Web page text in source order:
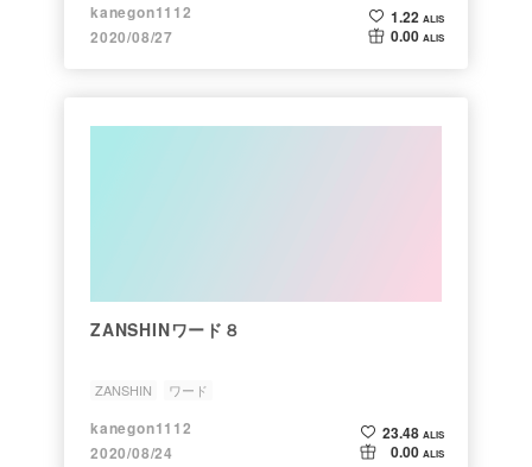
kanegon1112
2020/08/27
1.22 ALIS
0.00 ALIS
ZANSHINワード８
ZANSHIN ワード
kanegon1112
2020/08/24
23.48 ALIS
0.00 ALIS